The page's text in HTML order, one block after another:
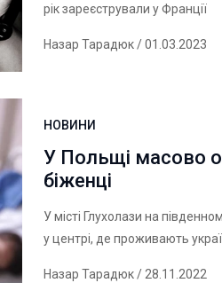
рік зареєстрували у Франції
Назар Тарадюк/ 01.03.2023
НОВИНИ
У Польщі масово
біженці
У місті Глухолази на
у центрі, де проживають
Назар Тарадюк/ 28.11.2022